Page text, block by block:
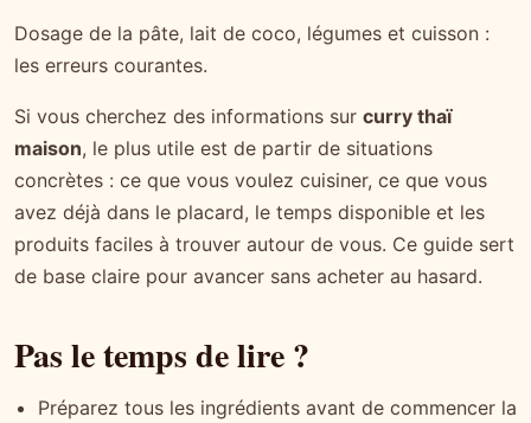
Dosage de la pâte, lait de coco, légumes et cuisson :
les erreurs courantes.
Si vous cherchez des informations sur curry thaï
maison, le plus utile est de partir de situations
concrètes : ce que vous voulez cuisiner, ce que vous
avez déjà dans le placard, le temps disponible et les
produits faciles à trouver autour de vous. Ce guide sert
de base claire pour avancer sans acheter au hasard.
Pas le temps de lire ?
Préparez tous les ingrédients avant de commencer la